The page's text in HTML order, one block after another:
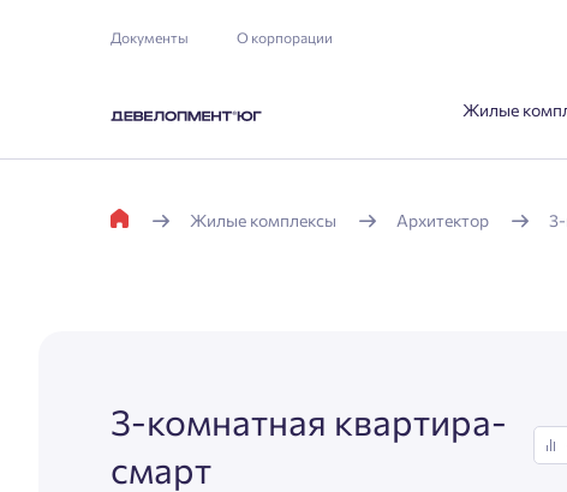
Документы О корпорации
Жилые
Жилые комплексы Архитектор
3-комнатная квартира-
смарт